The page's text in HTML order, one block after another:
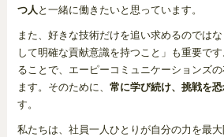
つ人 と一緒に働きたいと思っています。
また、好きな技術だけを追い求めるのでは
して明確な貢献意識を持つこと」も重要で
ることで、エーピーコミュニケーションズ
ます。そのために、 常に学び続け、挑戦を
す。
私たちは、社員一人ひとりが自分の力を最